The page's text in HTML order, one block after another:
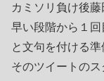
カミソリ負け後
早い段階から１回
と文句を付ける
そのツイートのス